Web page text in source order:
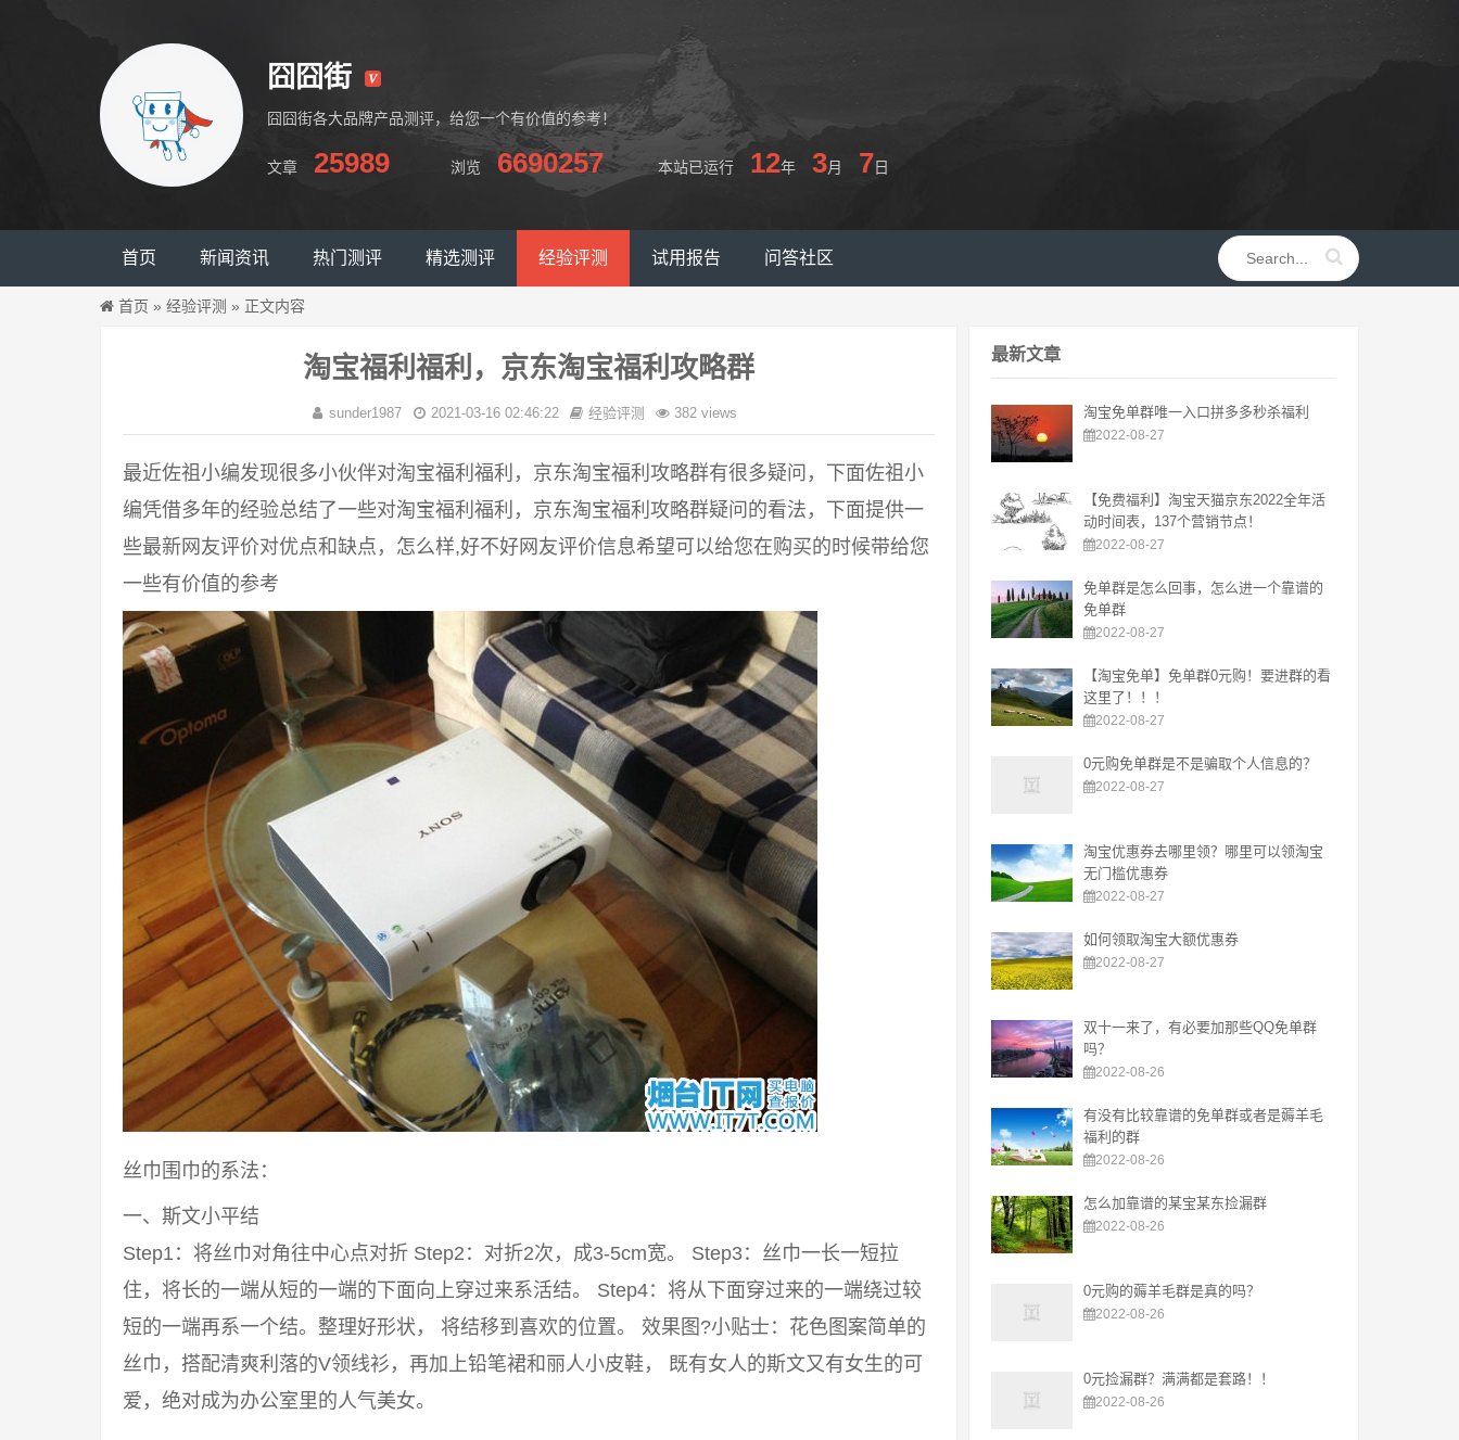
囧囧街
囧囧街各大品牌产品测评，给您一个有价值的参考！
文章 25989 浏览 6690257 本站已运行 12年 3月 7日
首页 新闻资讯 热门测评 精选测评 经验评测 试用报告 问答社区
首页 » 经验评测 » 正文内容
淘宝福利福利，京东淘宝福利攻略群
sunder1987 2021-03-16 02:46:22 经验评测 382 views
最近佐祖小编发现很多小伙伴对淘宝福利福利，京东淘宝福利攻略群有很多疑问，下面佐祖小
编凭借多年的经验总结了一些对淘宝福利福利，京东淘宝福利攻略群疑问的看法，下面提供一
些最新网友评价对优点和缺点，怎么样,好不好网友评价信息希望可以给您在购买的时候带给您
一些有价值的参考
丝巾围巾的系法：
一、斯文小平结
Step1：将丝巾对角往中心点对折 Step2：对折2次，成3-5cm宽。 Step3：丝巾一长一短拉
住，将长的一端从短的一端的下面向上穿过来系活结。 Step4：将从下面穿过来的一端绕过较
短的一端再系一个结。整理好形状， 将结移到喜欢的位置。 效果图?小贴士：花色图案简单的
丝巾，搭配清爽利落的V领线衫，再加上铅笔裙和丽人小皮鞋， 既有女人的斯文又有女生的可
爱，绝对成为办公室里的人气美女。
最新文章
淘宝免单群唯一入口拼多多秒杀福利
2022-08-27
【免费福利】淘宝天猫京东2022全年活
动时间表，137个营销节点！
2022-08-27
免单群是怎么回事，怎么进一个靠谱的
免单群
2022-08-27
【淘宝免单】免单群0元购！要进群的看
这里了！！！
2022-08-27
0元购免单群是不是骗取个人信息的？
2022-08-27
淘宝优惠券去哪里领？哪里可以领淘宝
无门槛优惠券
2022-08-27
如何领取淘宝大额优惠券
2022-08-27
双十一来了，有必要加那些QQ免单群
吗？
2022-08-26
有没有比较靠谱的免单群或者是薅羊毛
福利的群
2022-08-26
怎么加靠谱的某宝某东捡漏群
2022-08-26
0元购的薅羊毛群是真的吗？
2022-08-26
0元捡漏群？满满都是套路！！
2022-08-26